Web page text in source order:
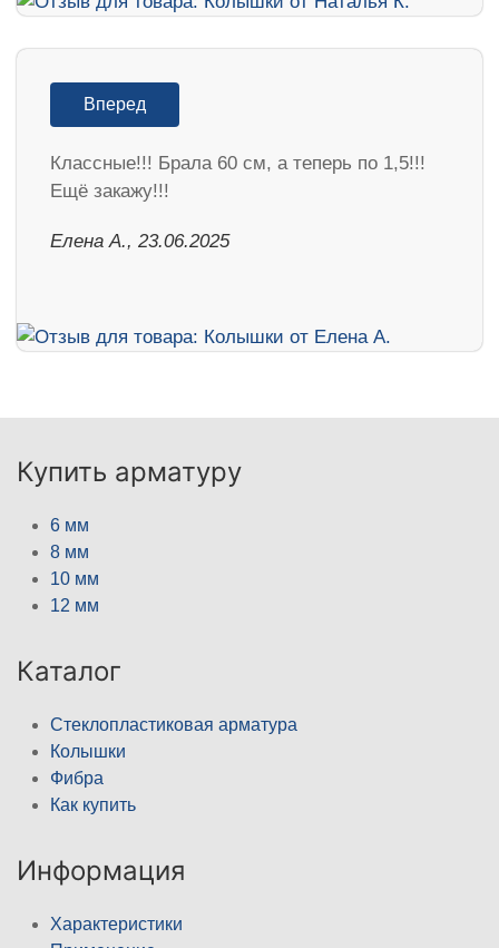
Вперед
Классные!!! Брала 60 см, а теперь по 1,5!!!
Ещё закажу!!!
Елена А., 23.06.2025
Купить арматуру
6 мм
8 мм
10 мм
12 мм
Каталог
Стеклопластиковая арматура
Колышки
Фибра
Как купить
Информация
Характеристики